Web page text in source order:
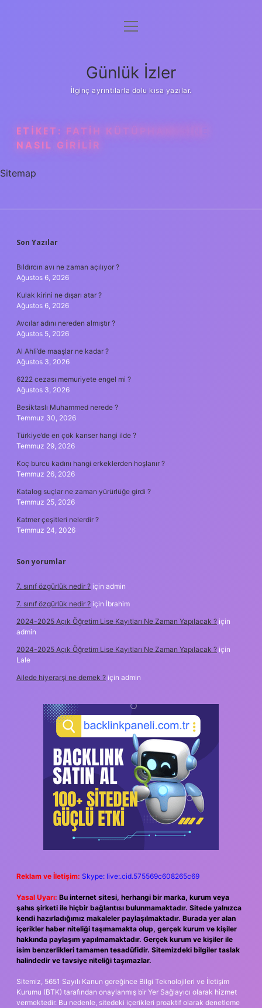
Anasayfa
Yasal Uyarı
menüyü
Günlük İzler
İlginç ayrıntılarla dolu kısa yazılar.
ETIKET: FATIH KÜTÜPHANESINE
NASIL GIRILIR
Sitemap
SIDEBAR
Son Yazılar
Bıldırcın avı ne zaman açılıyor ?
Ağustos 6, 2026
Kulak kirini ne dışarı atar ?
Ağustos 6, 2026
Avcılar adını nereden almıştır ?
Ağustos 5, 2026
Al Ahli’de maaşlar ne kadar ?
Ağustos 3, 2026
6222 cezası memuriyete engel mi ?
Ağustos 3, 2026
Besiktaslı Muhammed nerede ?
Temmuz 30, 2026
Türkiye’de en çok kanser hangi ilde ?
Temmuz 29, 2026
Koç burcu kadını hangi erkeklerden hoşlanır ?
Temmuz 26, 2026
Katalog suçlar ne zaman yürürlüğe girdi ?
Temmuz 25, 2026
Katmer çeşitleri nelerdir ?
Temmuz 24, 2026
Son yorumlar
7. sınıf özgürlük nedir ? için admin
7. sınıf özgürlük nedir ? için İbrahim
2024-2025 Açık Öğretim Lise Kayıtları Ne Zaman Yapılacak ? için
admin
2024-2025 Açık Öğretim Lise Kayıtları Ne Zaman Yapılacak ? için
Lale
Ailede hiyerarşi ne demek ? için admin
Reklam ve İletişim: Skype: live:.cid.575569c608265c69
Yasal Uyarı: Bu internet sitesi, herhangi bir marka, kurum veya
şahıs şirketi ile hiçbir bağlantısı bulunmamaktadır. Sitede yalnızca
kendi hazırladığımız makaleler paylaşılmaktadır. Burada yer alan
içerikler haber niteliği taşımamakta olup, gerçek kurum ve kişiler
hakkında paylaşım yapılmamaktadır. Gerçek kurum ve kişiler ile
isim benzerlikleri tamamen tesadüfidir. Sitemizdeki bilgiler taslak
halindedir ve tavsiye niteliği taşımazlar.
Sitemiz, 5651 Sayılı Kanun gereğince Bilgi Teknolojileri ve İletişim
Kurumu (BTK) tarafından onaylanmış bir Yer Sağlayıcı olarak hizmet
vermektedir. Bu nedenle, sitedeki içerikleri proaktif olarak denetleme